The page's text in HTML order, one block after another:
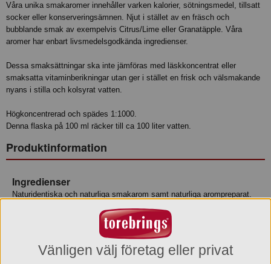
Våra unika smakaromer innehåller varken kalorier, sötningsmedel, tillsatt
socker eller konserveringsämnen. Njut i stället av en fräsch och
bubblande smak av exempelvis Citrus/Lime eller Granatäpple. Våra
aromer har enbart livsmedelsgodkända ingredienser.
Dessa smaksättningar ska inte jämföras med läskkoncentrat eller
smaksatta vitaminberikningar utan ger i stället en frisk och välsmakande
nyans i stilla och kolsyrat vatten.
Högkoncentrerad och spädes 1:1000.
Denna flaska på 100 ml räcker till ca 100 liter vatten.
Produktinformation
Ingredienser
Naturidentiska och naturliga smakarom samt naturliga arompreparat.
Produktdata: Produkten är avsedd för smaksättning av livsmedel och
uppfyller kraven i EU-direktiv 88/388/EG.
Tillagningsanvisning
Spädes 1:1000 (1g/liter)
Vänligen välj företag eller privat